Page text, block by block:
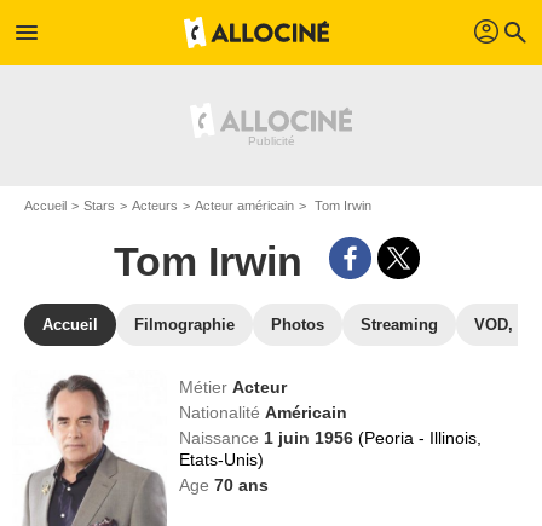
menu profil search
Accueil Stars Acteurs Acteur américain Tom Irwin
Tom Irwin
Accueil Filmographie Photos Streaming VOD,
MétierActeur
NationalitéAméricain
Naissance 1 juin 1956(Peoria - Illinois,
Etats-Unis)
Age70 ans